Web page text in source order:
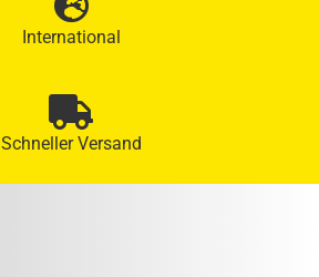
International
Schneller Versand